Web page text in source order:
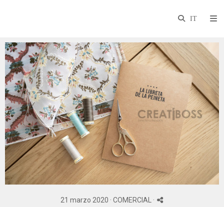
21 marzo 2020 · COMERCIAL·